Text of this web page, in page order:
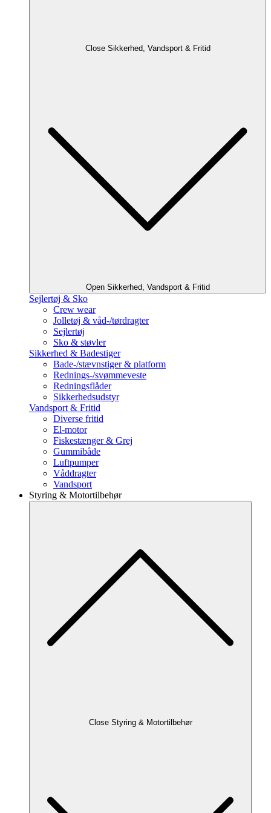
Close Sikkerhed, Vandsport & Fritid
Open Sikkerhed, Vandsport & Fritid
Sejlertøj & Sko
Crew wear
Jolletøj & våd-/tørdragter
Sejlertøj
Sko & støvler
Sikkerhed & Badestiger
Bade-/stævnstiger & platform
Rednings-/svømmeveste
Redningsflåder
Sikkerhedsudstyr
Vandsport & Fritid
Diverse fritid
El-motor
Fiskestænger & Grej
Gummibåde
Luftpumper
Våddragter
Vandsport
Styring & Motortilbehør
Close Styring & Motortilbehør